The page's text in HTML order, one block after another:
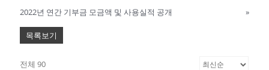
2022년 연간 기부금 모금액 및 사용실적 공개
»
목록보기
전체 90